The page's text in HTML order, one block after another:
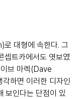
대형에 속한다. 그
트카에서도 엿보였
브 마렉(Dave
하면 이러한 디자인
보인다는 단점이 있